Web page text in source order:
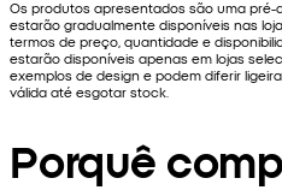
Os produtos apresentados são uma
estarão gradualmente disponíveis nas
termos de preço, quantidade e
estarão disponíveis apenas em lojas
exemplos de design e podem diferir
válida até esgotar stock.
Porquê